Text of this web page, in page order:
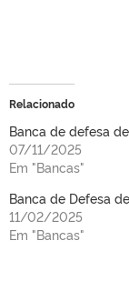
Relacionado
Banca de defesa
07/11/2025
Em "Bancas"
Banca de Defesa
11/02/2025
Em "Bancas"